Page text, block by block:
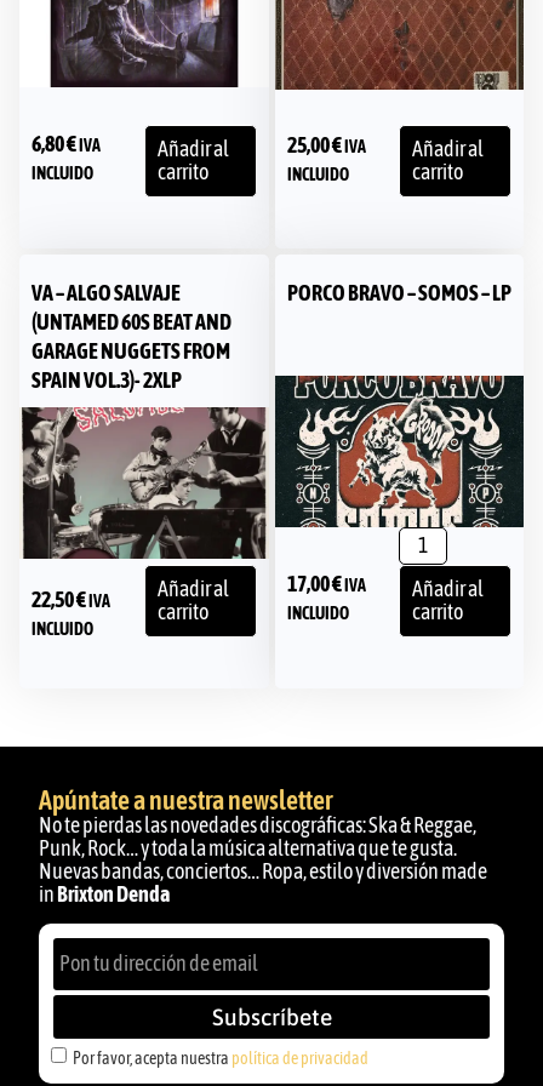
6,80€ IVA
INCLUIDO
Añadir al
carrito
25,00€ IVA
INCLUIDO
Añadir al
carrito
VA – ALGO SALVAJE
(UNTAMED 60S BEAT AND
GARAGE NUGGETS FROM
SPAIN VOL.3)- 2XLP
22,50€ IVA
INCLUIDO
Añadir al
carrito
PORCO BRAVO – SOMOS – LP
17,00€ IVA
INCLUIDO
Añadir al
carrito
Apúntate a nuestra newsletter
No te pierdas las novedades discográficas: Ska & Reggae,
Punk, Rock… y toda la música alternativa que te gusta.
Nuevas bandas, conciertos… Ropa, estilo y diversión made
inBrixton Denda
Por favor, acepta nuestra política de privacidad
Subscríbete